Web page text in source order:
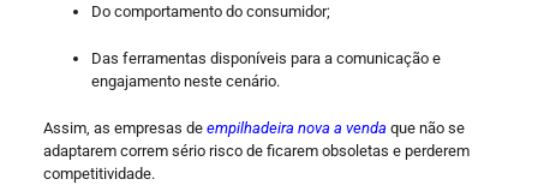
Do comportamento do consumidor;
Das ferramentas disponíveis para a comunicação e
engajamento neste cenário.
Assim, as empresas de empilhadeira nova a venda que não se
adaptarem correm sério risco de ficarem obsoletas e perderem
competitividade.